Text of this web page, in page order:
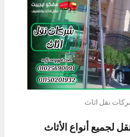
نقل اثاث
لجميع أنواع الأثاث